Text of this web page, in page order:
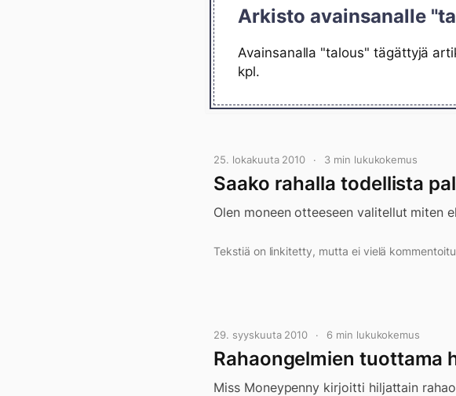
Arkisto avainsanalle
Avainsanalla "talous" tägättyjä
kpl.
25. lokakuuta 2010 3 min lukukokemus
Saako rahalla todellista
Olen moneen otteeseen valitellut miten
Tekstiä on linkitetty, mutta ei vielä
29. syyskuuta 2010 6 min lukukokemus
Rahaongelmien tuottama
Miss Moneypenny kirjoitti hiljattain